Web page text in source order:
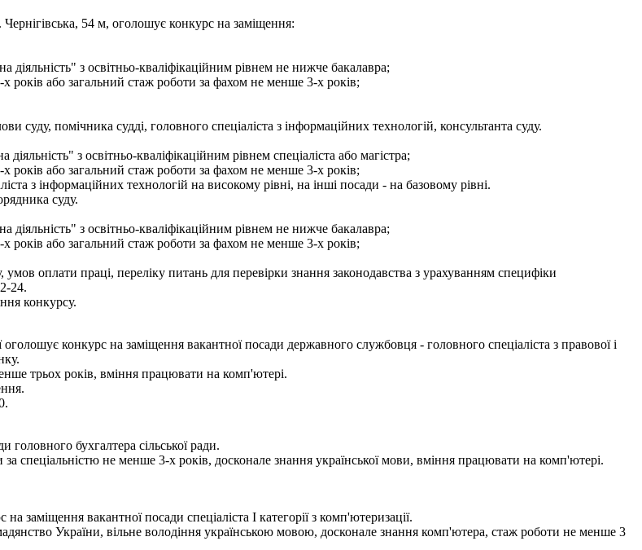
54 м, оголошує конкурс на заміщення:
з освітньо-кваліфікаційним рівнем не нижче бакалавра;
або загальний стаж роботи за фахом не менше 3-х років;
суду, помічника судді, головного спеціаліста з інформаційних технологій, консультанта суду.
з освітньо-кваліфікаційним рівнем спеціаліста або магістра;
або загальний стаж роботи за фахом не менше 3-х років;
з інформаційних технологій на високому рівні, на інші посади - на базовому рівні.
суду.
з освітньо-кваліфікаційним рівнем не нижче бакалавра;
або загальний стаж роботи за фахом не менше 3-х років;
оплати праці, переліку питань для перевірки знання законодавства з урахуванням специфіки
24.
конкурсу.
конкурс на заміщення вакантної посади державного службовця - головного спеціаліста з правової і
трьох років, вміння працювати на комп'ютері.
головного бухгалтера сільської ради.
спеціальністю не менше 3-х років, досконале знання української мови, вміння працювати на комп'ютері.
заміщення вакантної посади спеціаліста І категорії з комп'ютеризації.
України, вільне володіння українською мовою, досконале знання комп'ютера, стаж роботи не менше 3